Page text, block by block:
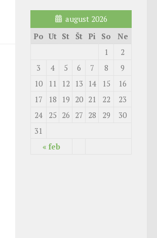
august 2026
Po Ut St Št Pi So Ne
« feb
1
2
3
4 5 6 7 8
9
10
11 12 13 14 15
16
17
18 19 20 21 22
23
24
25 26 27 28 29
30
31